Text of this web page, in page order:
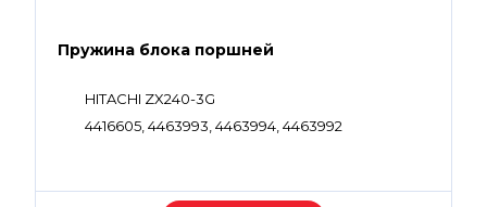
Пружина блока поршней
HITACHI ZX240-3G
4416605, 4463993, 4463994, 4463992